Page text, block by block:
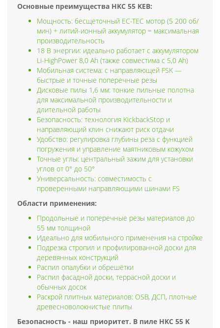
Основные преимущества HKC 55 KEB:
Мощность: бесщеточный EC-TEC мотор (5 200 об/
мин) + литий-ионный аккумулятор = максимальная
производительность
18 В энергии: идеально работает с аккумулятором
Li-HighPower 8,0 Ah (также совместима с 5,0 Ah)
Мобильная система: с направляющей FSK —
быстрые и точные поперечные резы
Дисковые пилы 1,6 мм: тонкие пильные полотна
для максимальной производительности и
длительной работы
Безопасность: технология KickbackStop и
направляющий клин снижают риск отдачи
Удобство: регулировка глубины реза с функцией
погружения и управление маятниковым кожухом
Точные углы: центральный зажим для установки
углов от 0° до 50°
Универсальность: совместимость с
проверенными направляющими шинами FS
Области применения:
Продольные и поперечные резы материалов до
55 мм толщиной
Идеально для мобильного применения на стройке
Подрезка стропил и профилированной доски для
деревянных конструкций
Распил опалубки и обрешётки
Распил фасадной доски, террасной доски и
обычных досок
Раскрой плитных материалов: OSB, ДСП, плотные
древесноволокнистые плиты
Безопасность - наш приоритет. В пиле HKC 55 K